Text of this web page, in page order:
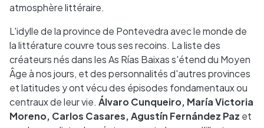
atmosphère littéraire.
L'idylle de la province de Pontevedra avec le monde de
la littérature couvre tous ses recoins. La liste des
créateurs nés dans les As Rías Baixas s'étend du Moyen
Âge à nos jours, et des personnalités d'autres provinces
et latitudes y ont vécu des épisodes fondamentaux ou
centraux de leur vie. Álvaro Cunqueiro, María Victoria
Moreno, Carlos Casares, Agustín Fernández Paz et